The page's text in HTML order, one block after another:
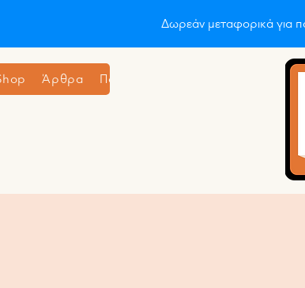
Δωρεάν μεταφορικά για
Άρθρα Ποιοι είμαστε